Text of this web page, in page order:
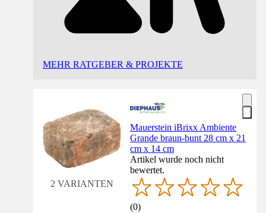
MEHR RATGEBER & PROJEKTE
2 VARIANTEN
Mauerstein iBrixx Ambiente
Grande braun-bunt 28 cm x 21
cm x 14 cm
Artikel wurde noch nicht
bewertet.
(0)